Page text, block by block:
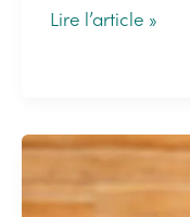
Nos
créer
même
Lire l’article »